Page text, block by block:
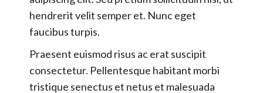
hendrerit velit semper et. Nunc eget
faucibus turpis.
Praesent euismod risus ac erat suscipit
consectetur. Pellentesque habitant morbi
tristique senectus et netus et malesuada